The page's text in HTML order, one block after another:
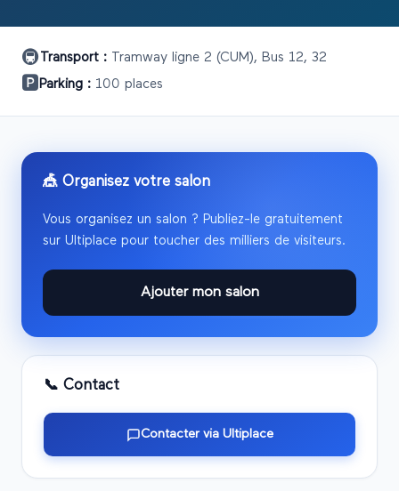
🚇 Transport : Tramway ligne 2 (CUM), Bus 12, 32
🅿️ Parking : 100 places
🎪 Organisez votre salon
Vous organisez un salon ? Publiez-le gratuitement
sur Ultiplace pour toucher des milliers de visiteurs.
Ajouter mon salon
📞 Contact
Contacter via Ultiplace